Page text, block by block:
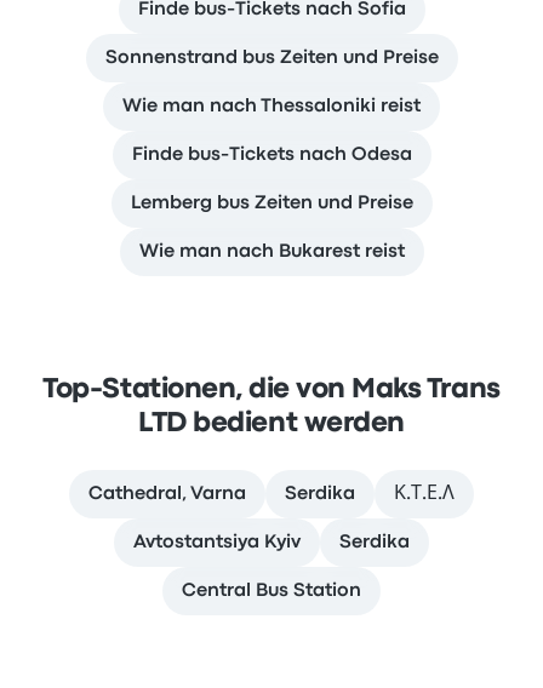
Finde bus-Tickets nach Sofia
Sonnenstrand bus Zeiten und Preise
Wie man nach Thessaloniki reist
Finde bus-Tickets nach Odesa
Lemberg bus Zeiten und Preise
Wie man nach Bukarest reist
Top-Stationen, die von Maks Trans
LTD bedient werden
Cathedral, Varna Serdika Κ.Τ.Ε.Λ
Avtostantsiya Kyiv Serdika
Central Bus Station